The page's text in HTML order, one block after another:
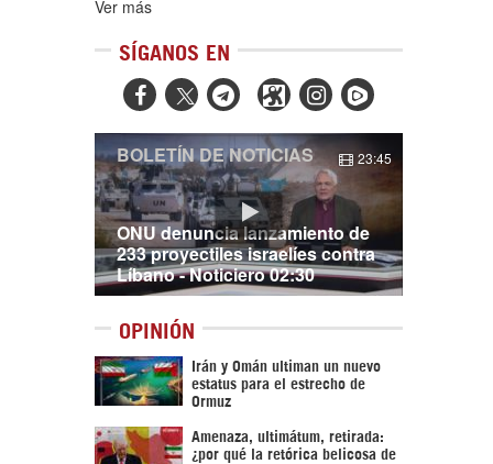
Ver más
SÍGANOS EN
  
ONU denuncia lanzamiento de
233 proyectiles israelíes contra
Líbano - Noticiero 02:30
BOLETÍN DE NOTICIAS 23:45
OPINIÓN
Irán y Omán ultiman un nuevo
estatus para el estrecho de
Ormuz
Amenaza, ultimátum, retirada:
¿por qué la retórica belicosa de